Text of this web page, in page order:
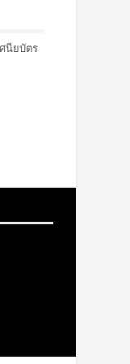
นียบัตร